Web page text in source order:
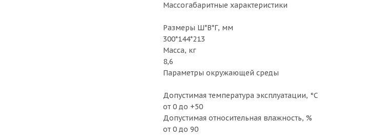
Массогабаритные характеристики
Размеры Ш*В*Г, мм
300*144*213
Масса, кг
8,6
Параметры окружающей среды
Допустимая температура эксплуатации, °С
от 0 до +50
Допустимая относительная влажность, %
от 0 до 90